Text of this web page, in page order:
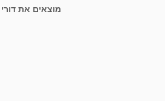
מוצאים את דורי